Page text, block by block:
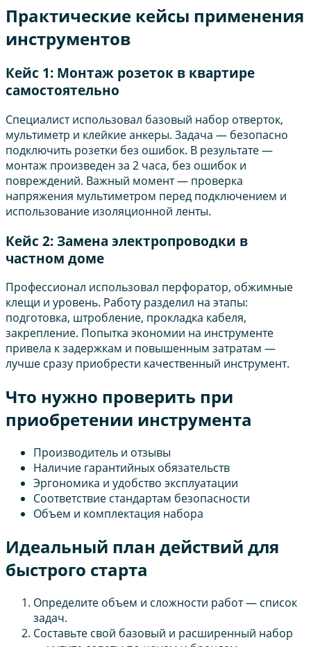
Практические кейсы применения
инструментов
Кейс 1: Монтаж розеток в квартире
самостоятельно
Специалист использовал базовый набор отверток,
мультиметр и клейкие анкеры. Задача — безопасно
подключить розетки без ошибок. В результате —
монтаж произведен за 2 часа, без ошибок и
повреждений. Важный момент — проверка
напряжения мультиметром перед подключением и
использование изоляционной ленты.
Кейс 2: Замена электропроводки в
частном доме
Профессионал использовал перфоратор, обжимные
клещи и уровень. Работу разделил на этапы:
подготовка, штробление, прокладка кабеля,
закрепление. Попытка экономии на инструменте
привела к задержкам и повышенным затратам —
лучше сразу приобрести качественный инструмент.
Что нужно проверить при
приобретении инструмента
Производитель и отзывы
Наличие гарантийных обязательств
Эргономика и удобство эксплуатации
Соответствие стандартам безопасности
Объем и комплектация набора
Идеальный план действий для
быстрого старта
Определите объем и сложности работ — список
задач.
Составьте свой базовый и расширенный набор